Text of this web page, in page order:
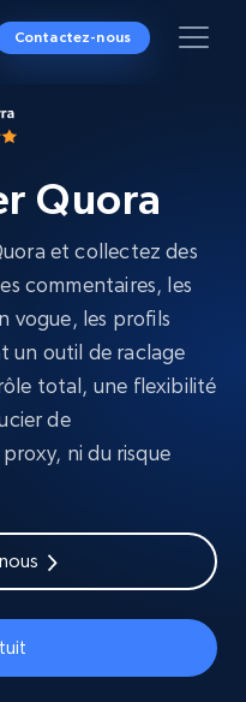
Contactez-nous
Quora
et collectez des
commentaires, les
vogue, les profils
un outil de raclage
total, une flexibilité
de
ni du risque